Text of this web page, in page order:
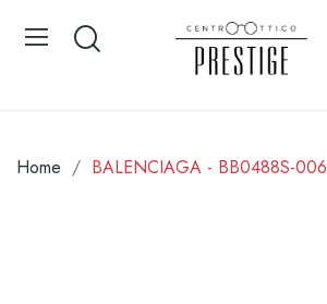
Home BALENCIAGA - BB0488S-006